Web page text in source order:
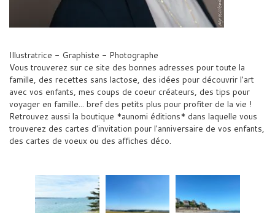
Illustratrice - Graphiste - Photographe
Vous trouverez sur ce site des bonnes adresses pour toute la
famille, des recettes sans lactose, des idées pour découvrir l'art
avec vos enfants, mes coups de coeur créateurs, des tips pour
voyager en famille... bref des petits plus pour profiter de la vie !
Retrouvez aussi la boutique *aunomi éditions* dans laquelle vous
trouverez des cartes d'invitation pour l'anniversaire de vos enfants,
des cartes de voeux ou des affiches déco.